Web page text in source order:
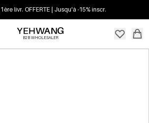
livr. OFFERTE | Jusqu'à -15% inscr.
B2B WHOLESALER